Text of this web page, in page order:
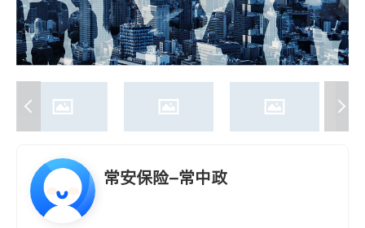
常安保险-常中政